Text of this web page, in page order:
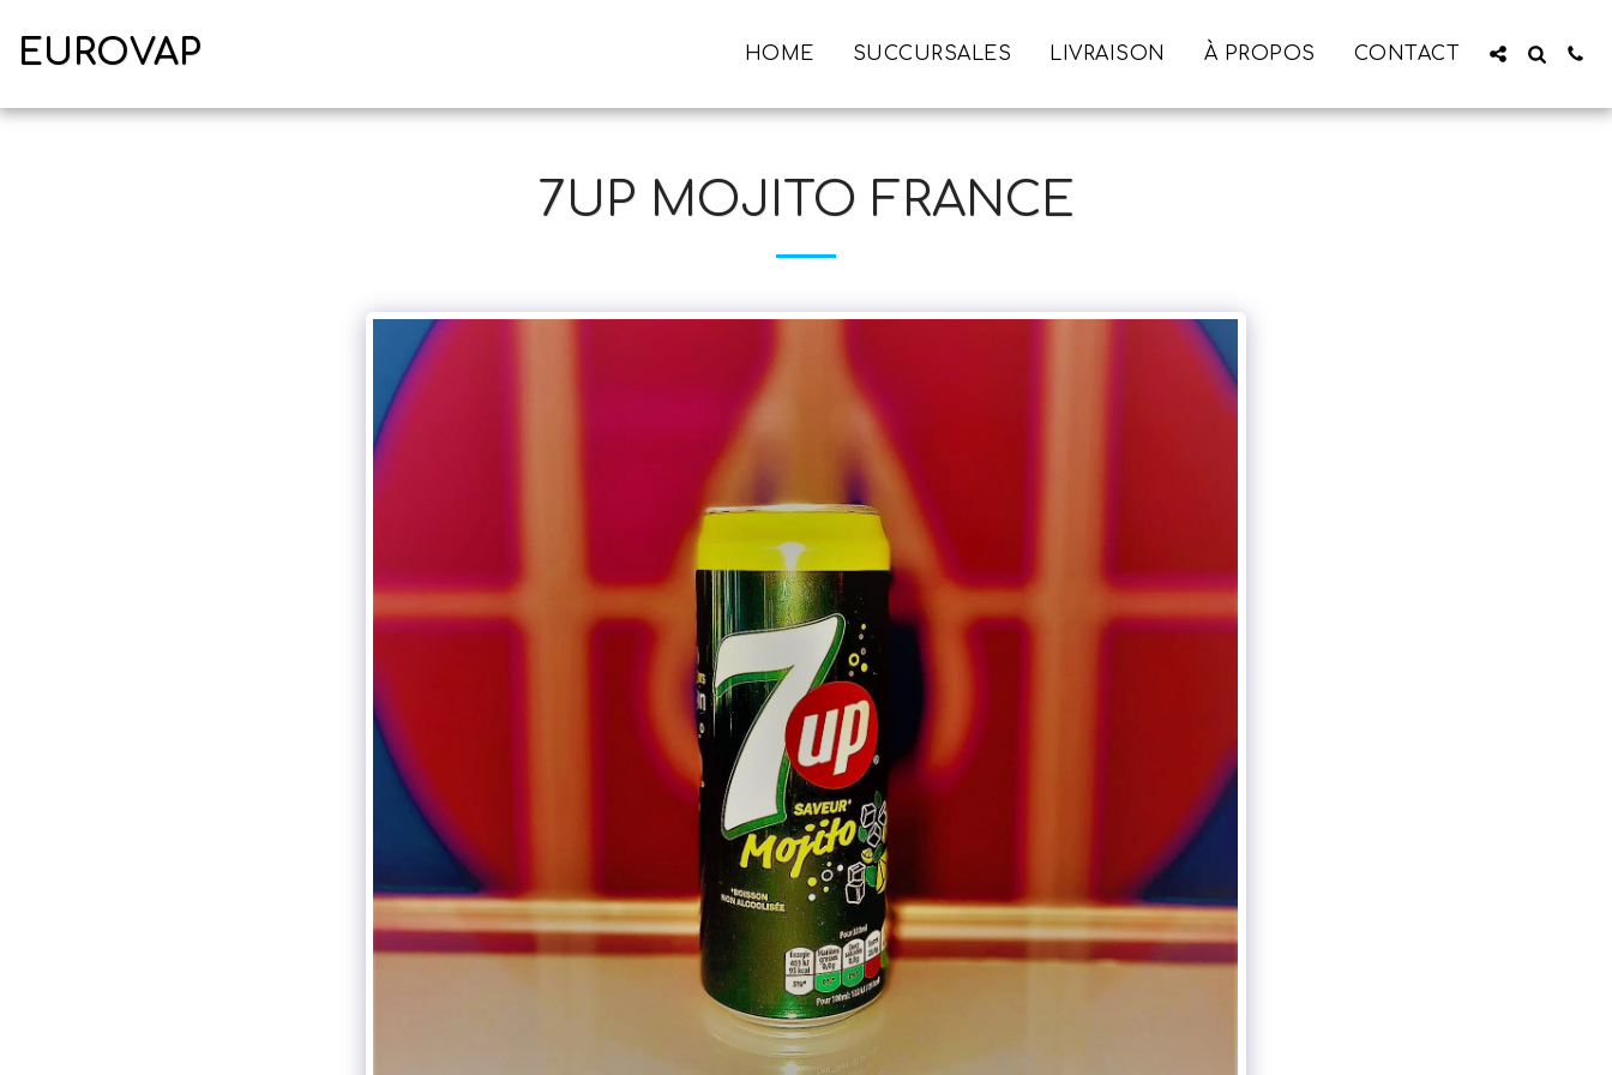
EUROVAP HOME SUCCURSALES LIVRAISON À PROPOS CONTACT
7UP MOJITO FRANCE